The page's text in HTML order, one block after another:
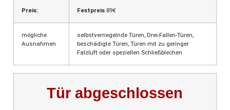
Preis: Festpreis89€
mögliche
Ausnahmen
selbstverriegelnde Türen, Drei-Fallen-Türen,
beschädigte Türen, Türen mit zu geringer
Falzluft oder speziellen Schließblechen
Tür abgeschlossen